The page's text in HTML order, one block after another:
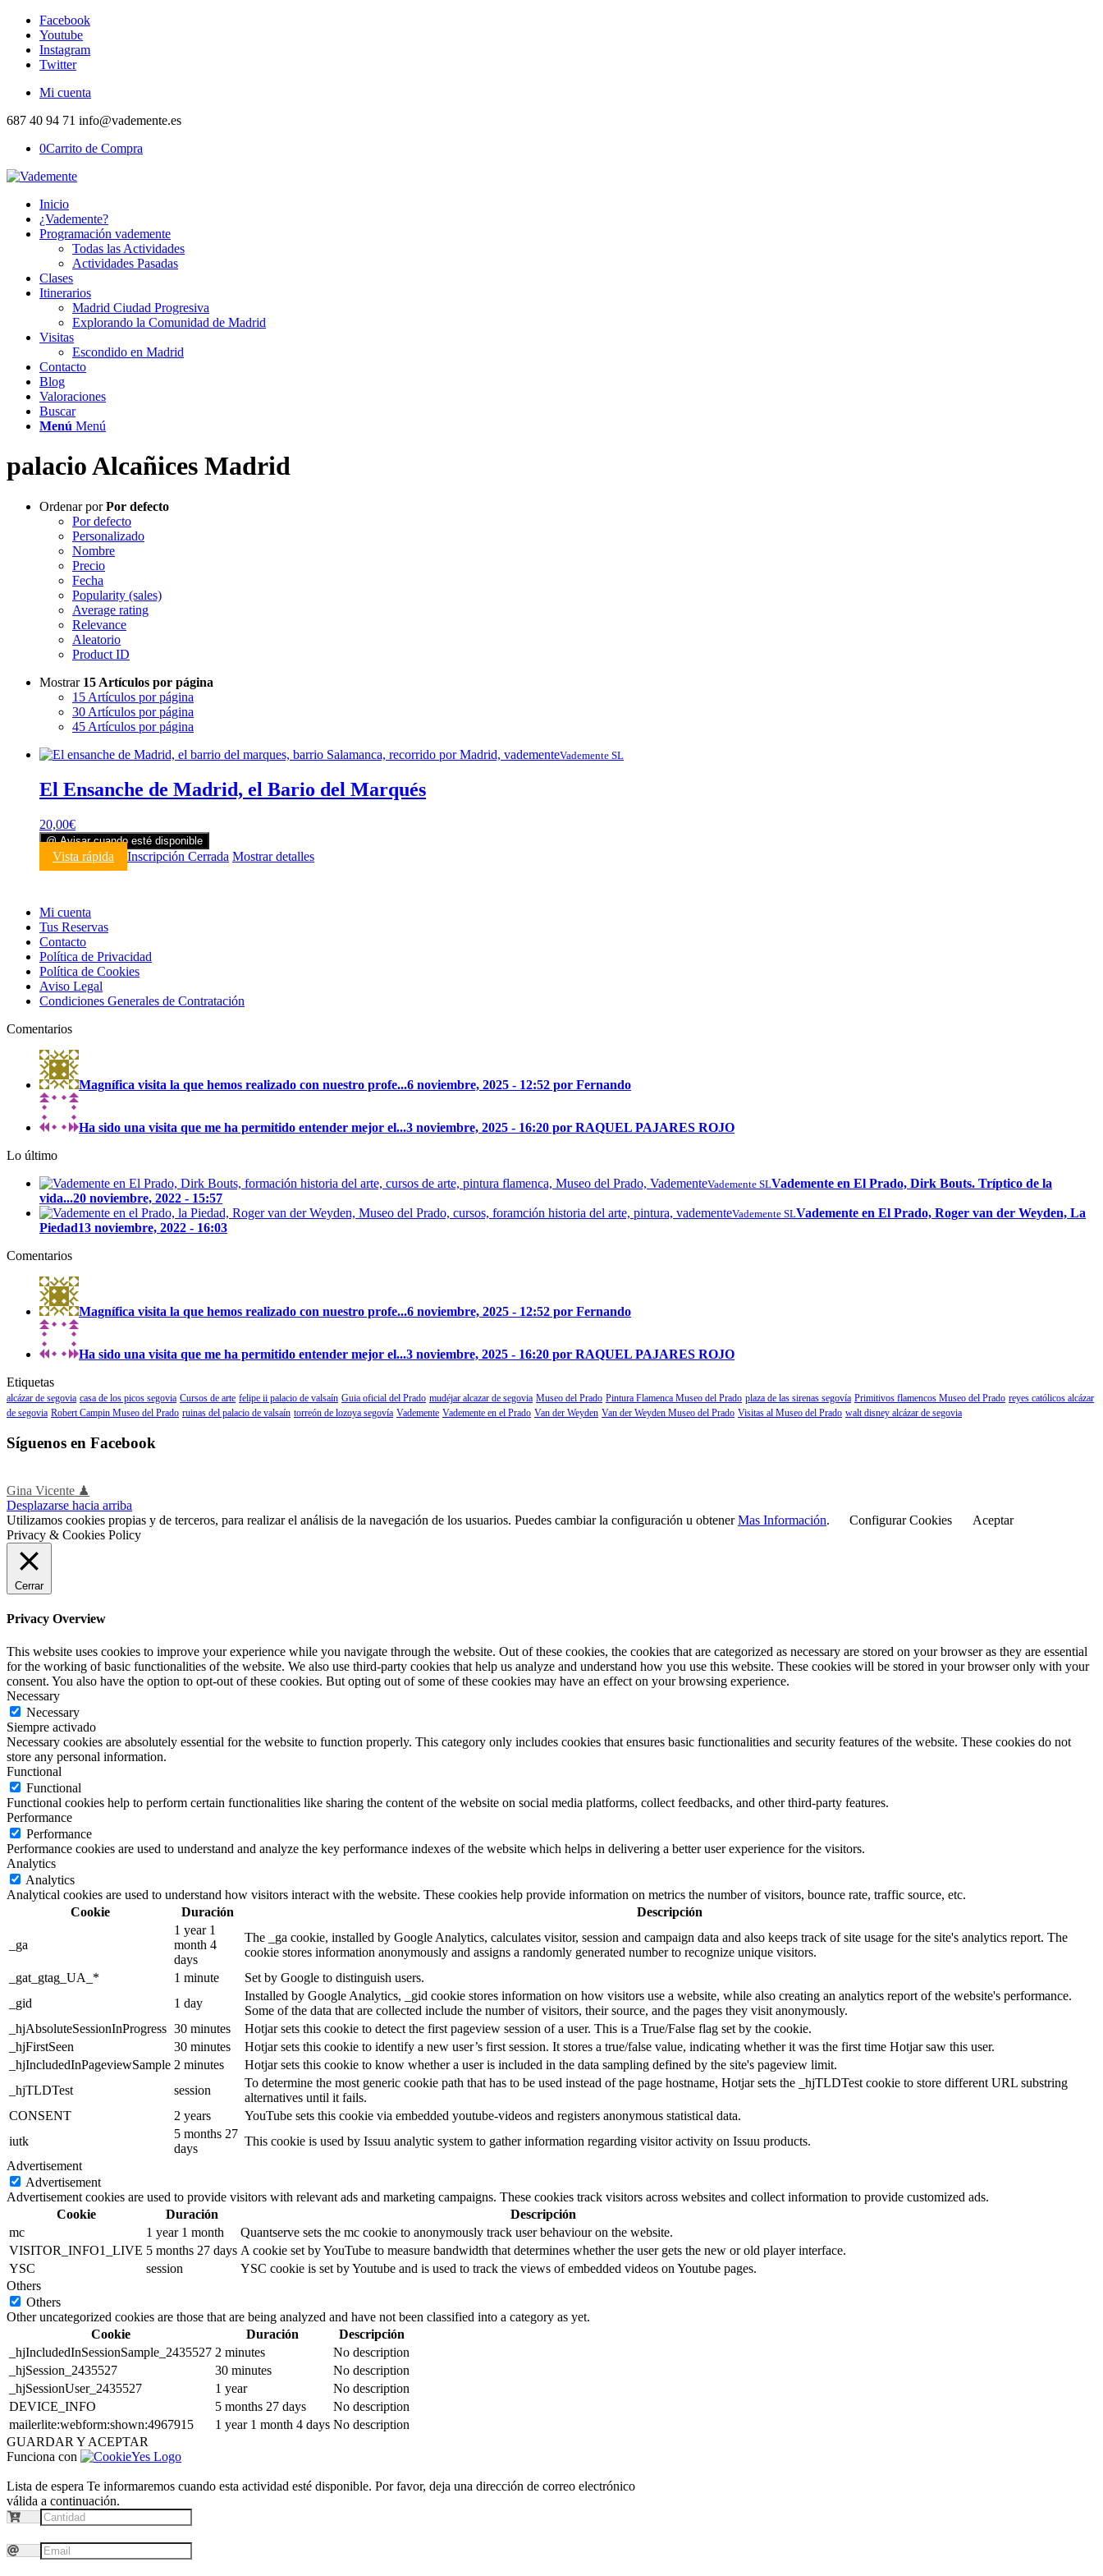
Facebook
Youtube
Instagram
Twitter
Mi cuenta
687 40 94 71 info@vademente.es
0Carrito de Compra
Inicio
¿Vademente?
Programación vademente
Todas las Actividades
Actividades Pasadas
Clases
Itinerarios
Madrid Ciudad Progresiva
Explorando la Comunidad de Madrid
Visitas
Escondido en Madrid
Contacto
Blog
Valoraciones
Buscar
Menú Menú
palacio Alcañices Madrid
Ordenar porPor defecto
Por defecto
Personalizado
Nombre
Precio
Fecha
Popularity (sales)
Average rating
Relevance
Aleatorio
Product ID
Mostrar 15 Artículos por página
15 Artículos por página
30 Artículos por página
45 Artículos por página
Vademente SL
El Ensanche de Madrid, el Bario del Marqués
20,00€
@ Avisar cuando esté disponible
Vista rápida Inscripción Cerrada Mostrar detalles
Mi cuenta
Tus Reservas
Contacto
Política de Privacidad
Política de Cookies
Aviso Legal
Condiciones Generales de Contratación
Comentarios
Magnífica visita la que hemos realizado con nuestro profe...6 noviembre, 2025 - 12:52 por Fernando
Ha sido una visita que me ha permitido entender mejor el...3 noviembre, 2025 - 16:20 por RAQUEL PAJARES ROJO
Lo último
Vademente SLVademente en El Prado, Dirk Bouts. Tríptico de la
vida...20 noviembre, 2022 - 15:57
Vademente SLVademente en El Prado, Roger van der Weyden, La
Piedad13 noviembre, 2022 - 16:03
Comentarios
Magnífica visita la que hemos realizado con nuestro profe...6 noviembre, 2025 - 12:52 por Fernando
Ha sido una visita que me ha permitido entender mejor el...3 noviembre, 2025 - 16:20 por RAQUEL PAJARES ROJO
Etiquetas
alcázar de segovia casa de los picos segovia Cursos de arte felipe ii palacio de valsaín Guia oficial del Prado mudéjar alcazar de segovia Museo del Prado Pintura Flamenca Museo del Prado plaza de las sirenas segovía Primitivos flamencos Museo del Prado reyes católicos alcázar
de segovia Robert Campin Museo del Prado ruinas del palacio de valsaín torreón de lozoya segovía Vademente Vademente en el Prado Van der Weyden Van der Weyden Museo del Prado Visitas al Museo del Prado walt disney alcázar de segovia
Síguenos en Facebook
Gina Vicente ♟
Desplazarse hacia arriba
Utilizamos cookies propias y de terceros, para realizar el análisis de la navegación de los usuarios. Puedes cambiar la configuración u obtenerMas Información. Configurar Cookies
Aceptar
Privacy & Cookies Policy
Cerrar
Privacy Overview
This website uses cookies to improve your experience while you navigate through the website. Out of these cookies, the cookies that are categorized as necessary are stored on your browser as they are essential
for the working of basic functionalities of the website. We also use third-party cookies that help us analyze and understand how you use this website. These cookies will be stored in your browser only with your
consent. You also have the option to opt-out of these cookies. But opting out of some of these cookies may have an effect on your browsing experience.
Necessary
Necessary
Siempre activado
Necessary cookies are absolutely essential for the website to function properly. This category only includes cookies that ensures basic functionalities and security features of the website. These cookies do not
store any personal information.
Functional
Functional
Functional cookies help to perform certain functionalities like sharing the content of the website on social media platforms, collect feedbacks, and other third-party features.
Performance
Performance
Performance cookies are used to understand and analyze the key performance indexes of the website which helps in delivering a better user experience for the visitors.
Analytics
Analytics
Analytical cookies are used to understand how visitors interact with the website. These cookies help provide information on metrics the number of visitors, bounce rate, traffic source, etc.
Cookie
Duración Descripción
_ga
1 year 1
month 4
days
The _ga cookie, installed by Google Analytics, calculates visitor, session and campaign data and also keeps track of site usage for the site's analytics report. The
cookie stores information anonymously and assigns a randomly generated number to recognize unique visitors.
_gat_gtag_UA_*
1 minute
Set by Google to distinguish users.
_gid
1 day
Installed by Google Analytics, _gid cookie stores information on how visitors use a website, while also creating an analytics report of the website's performance.
Some of the data that are collected include the number of visitors, their source, and the pages they visit anonymously.
_hjAbsoluteSessionInProgress 30 minutes
Hotjar sets this cookie to detect the first pageview session of a user. This is a True/False flag set by the cookie.
_hjFirstSeen
30 minutes
Hotjar sets this cookie to identify a new user’s first session. It stores a true/false value, indicating whether it was the first time Hotjar saw this user.
_hjIncludedInPageviewSample 2 minutes
Hotjar sets this cookie to know whether a user is included in the data sampling defined by the site's pageview limit.
_hjTLDTest
session
To determine the most generic cookie path that has to be used instead of the page hostname, Hotjar sets the _hjTLDTest cookie to store different URL substring
alternatives until it fails.
CONSENT
2 years
YouTube sets this cookie via embedded youtube-videos and registers anonymous statistical data.
iutk
5 months 27
days
This cookie is used by Issuu analytic system to gather information regarding visitor activity on Issuu products.
Advertisement
Advertisement
Advertisement cookies are used to provide visitors with relevant ads and marketing campaigns. These cookies track visitors across websites and collect information to provide customized ads.
Cookie
Duración
Descripción
mc
1 year 1 month
Quantserve sets the mc cookie to anonymously track user behaviour on the website.
VISITOR_INFO1_LIVE 5 months 27 days A cookie set by YouTube to measure bandwidth that determines whether the user gets the new or old player interface.
YSC
session
YSC cookie is set by Youtube and is used to track the views of embedded videos on Youtube pages.
Others
Others
Other uncategorized cookies are those that are being analyzed and have not been classified into a category as yet.
Cookie
Duración
Descripción
_hjIncludedInSessionSample_2435527 2 minutes
No description
_hjSession_2435527
30 minutes
No description
_hjSessionUser_2435527
1 year
No description
DEVICE_INFO
5 months 27 days
No description
mailerlite:webform:shown:4967915
1 year 1 month 4 days No description
GUARDAR Y ACEPTAR
Funciona con
Lista de espera Te informaremos cuando esta actividad esté disponible. Por favor, deja una dirección de correo electrónico
válida a continuación.